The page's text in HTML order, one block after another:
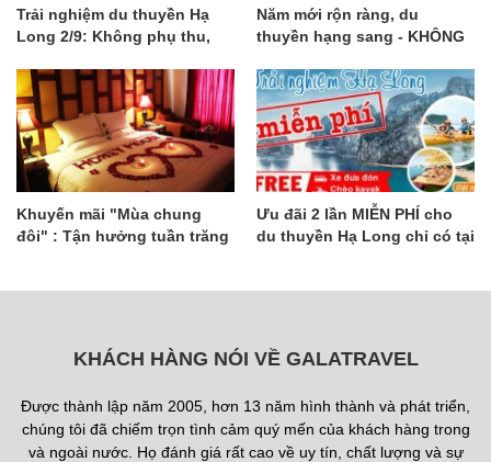
Trải nghiệm du thuyền Hạ
Long 2/9: Không phụ thu,
Năm mới rộn ràng, du
thuyền hạng sang - KHÔNG
Khuyến mãi "Mùa chung
đôi" : Tận hưởng tuần trăng
Ưu đãi 2 lần MIỄN PHÍ cho
du thuyền Hạ Long chỉ có tại
KHÁCH HÀNG NÓI VỀ GALATRAVEL
Được thành lập năm 2005, hơn 13 năm hình thành và phát triển,
chúng tôi đã chiếm trọn tình cảm quý mến của khách hàng trong
và ngoài nước. Họ đánh giá rất cao về uy tín, chất lượng và sự